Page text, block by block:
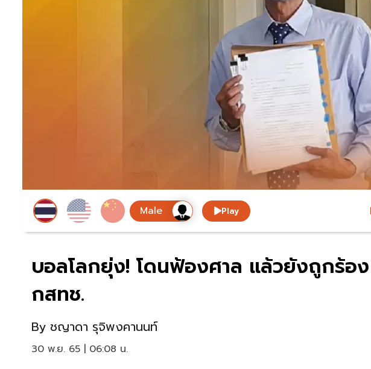
Play
บอลโลกยุ่ง! โดนฟ้องศาล แล้วยังถูกร้อ
กสทช.
By ชญาดา รุจิพงคานนท์
30 พ.ย. 65 | 06:08 น.